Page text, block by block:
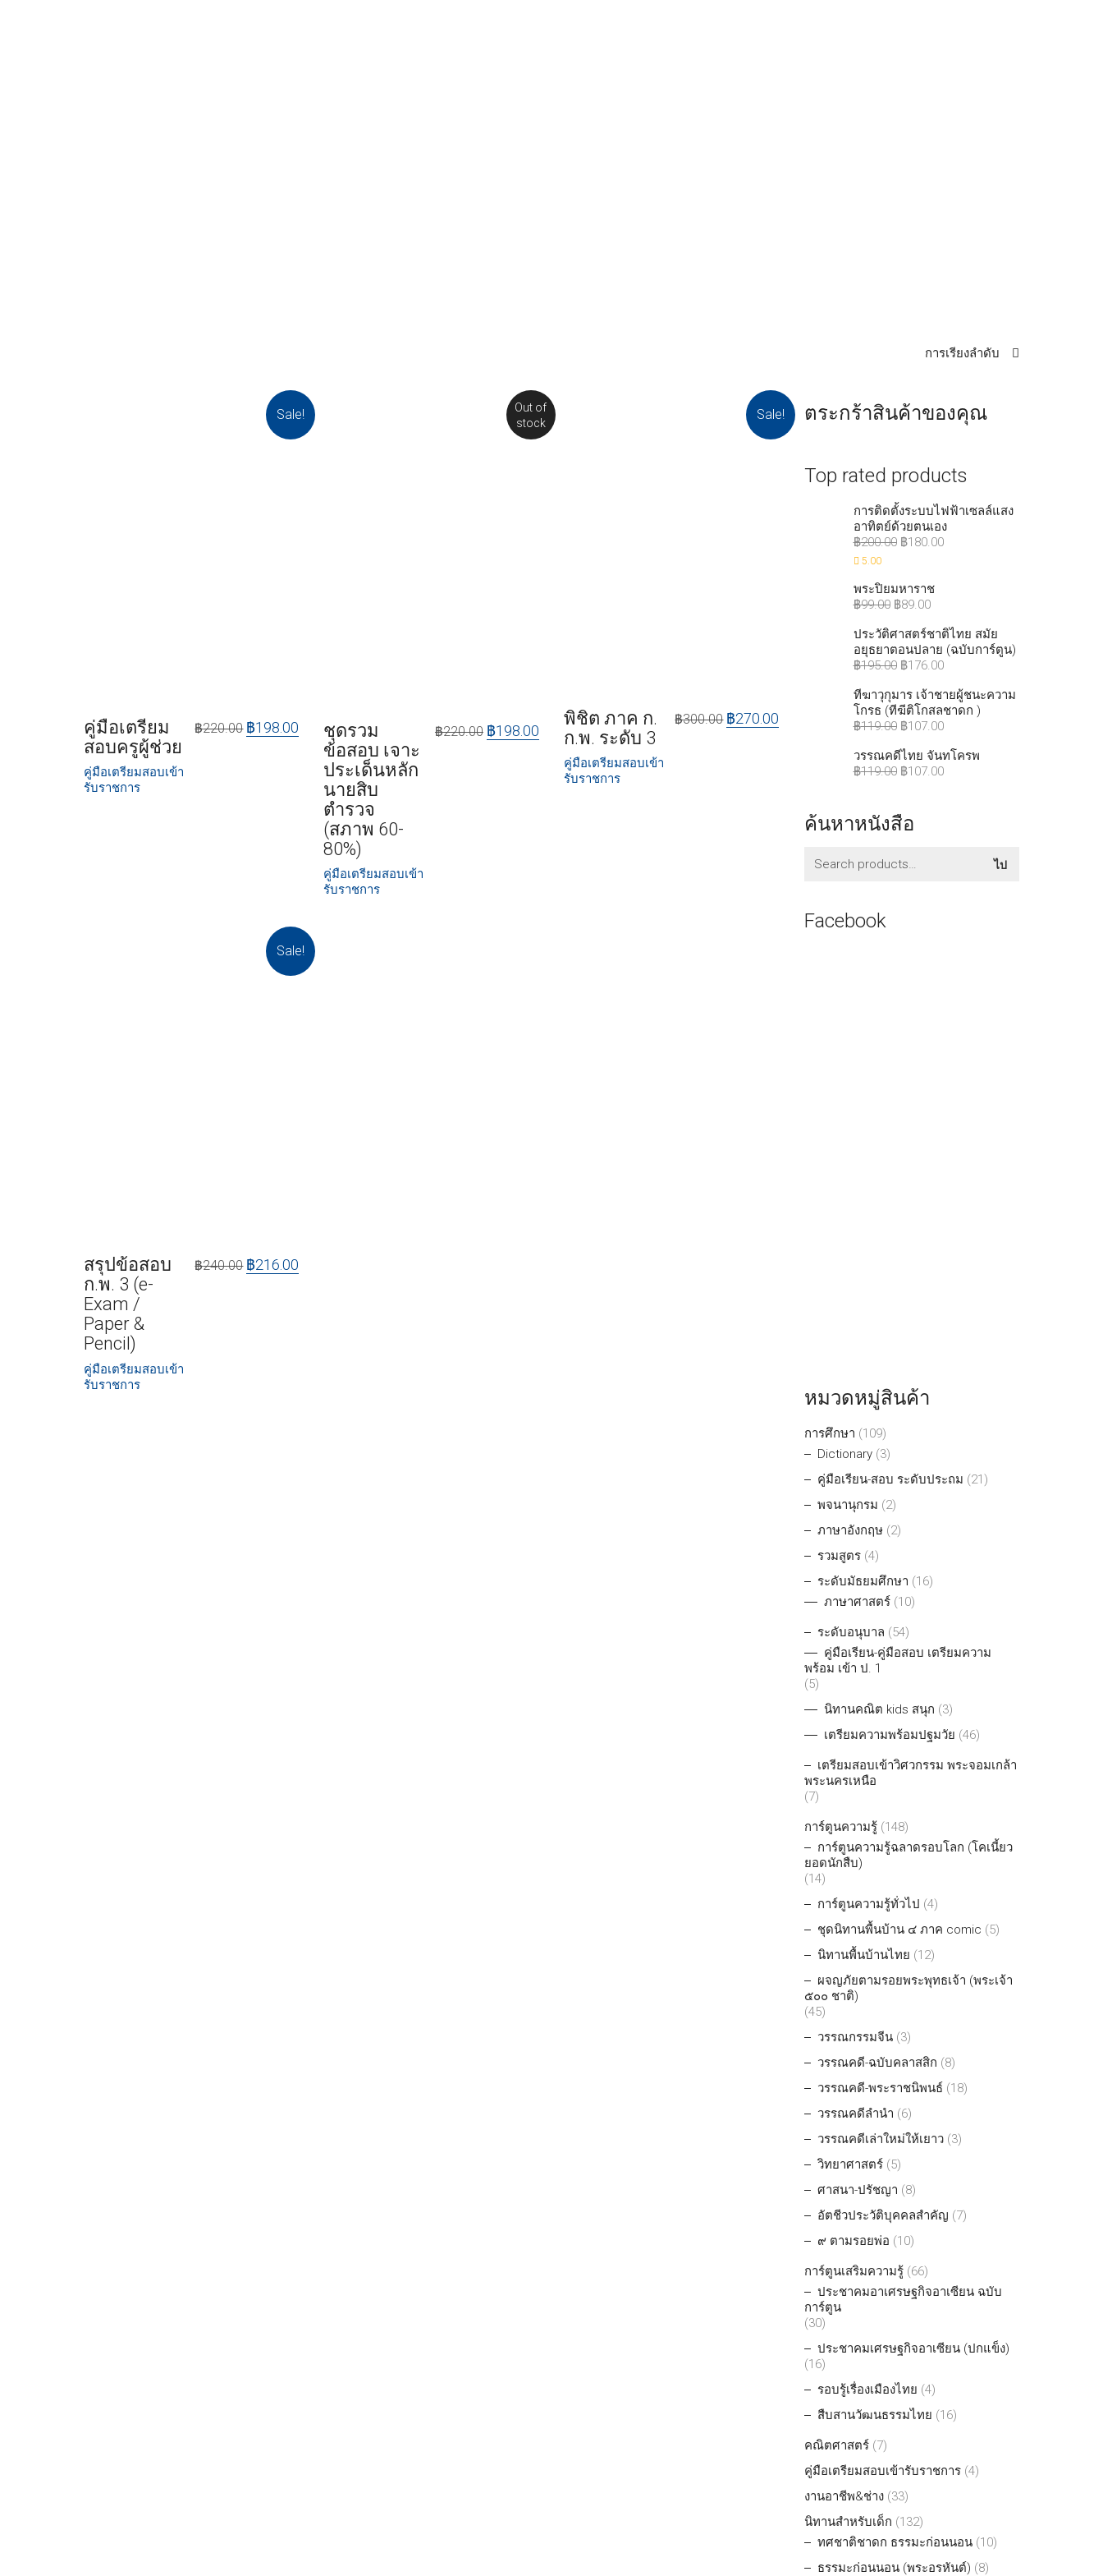
การเรียงลำดับ
Sale!
คู่มือเตรียม
สอบครูผู้ช่วย
คู่มือเตรียมสอบเข้า
รับราชการ
฿220.00 ฿198.00
Out of
stock
ชุดรวม
ข้อสอบ เจาะ
ประเด็นหลัก
นายสิบ
ตำรวจ
(สภาพ 60-
80%)
คู่มือเตรียมสอบเข้า
รับราชการ
฿220.00 ฿198.00
Sale!
พิชิต ภาค ก.
ก.พ. ระดับ 3
คู่มือเตรียมสอบเข้า
รับราชการ
฿300.00 ฿270.00
Sale!
สรุปข้อสอบ
ก.พ. 3 (e-
Exam /
Paper &
Pencil)
คู่มือเตรียมสอบเข้า
รับราชการ
฿240.00 ฿216.00
ตระกร้าสินค้าของคุณ
Top rated products
การติดตั้งระบบไฟฟ้าเซลล์แสง
อาทิตย์ด้วยตนเอง
฿200.00 ฿180.00
5.00
พระปิยมหาราช
฿99.00 ฿89.00
ประวัติศาสตร์ชาติไทย สมัย
อยุธยาตอนปลาย (ฉบับการ์ตูน)
฿195.00 ฿176.00
ทีฆาวุกุมาร เจ้าชายผู้ชนะความ
โกรธ (ทีฆีติโกสลชาดก )
฿119.00 ฿107.00
วรรณคดีไทย จันทโครพ
฿119.00 ฿107.00
ค้นหาหนังสือ
ไป
Facebook
หมวดหมู่สินค้า
การศึกษา (109)
Dictionary (3)
คู่มือเรียน-สอบ ระดับประถม (21)
พจนานุกรม (2)
ภาษาอังกฤษ (2)
รวมสูตร (4)
ระดับมัธยมศึกษา (16)
ภาษาศาสตร์ (10)
ระดับอนุบาล (54)
คู่มือเรียน-คู่มือสอบ เตรียมความ
พร้อม เข้า ป. 1
(5)
นิทานคณิต kids สนุก (3)
เตรียมความพร้อมปฐมวัย (46)
เตรียมสอบเข้าวิศวกรรม พระจอมเกล้า
พระนครเหนือ
(7)
การ์ตูนความรู้ (148)
การ์ตูนความรู้ฉลาดรอบโลก (โคเนี้ยว
ยอดนักสืบ)
(14)
การ์ตูนความรู้ทั่วไป (4)
ชุดนิทานพื้นบ้าน ๔ ภาค comic (5)
นิทานพื้นบ้านไทย (12)
ผจญภัยตามรอยพระพุทธเจ้า (พระเจ้า
๕๐๐ ชาติ)
(45)
วรรณกรรมจีน (3)
วรรณคดี-ฉบับคลาสสิก (8)
วรรณคดี-พระราชนิพนธ์ (18)
วรรณคดีลำนำ (6)
วรรณคดีเล่าใหม่ให้เยาว (3)
วิทยาศาสตร์ (5)
ศาสนา-ปรัชญา (8)
อัตชีวประวัติบุคคลสำคัญ (7)
๙ ตามรอยพ่อ (10)
การ์ตูนเสริมความรู้ (66)
ประชาคมอาเศรษฐกิจอาเซียน ฉบับ
การ์ตูน
(30)
ประชาคมเศรษฐกิจอาเซียน (ปกแข็ง)
(16)
รอบรู้เรื่องเมืองไทย (4)
สืบสานวัฒนธรรมไทย (16)
คณิตศาสตร์ (7)
คู่มือเตรียมสอบเข้ารับราชการ (4)
งานอาชีพ&ช่าง (33)
นิทานสำหรับเด็ก (132)
ทศชาติชาดก ธรรมะก่อนนอน (10)
ธรรมะก่อนนอน (พระอรหันต์) (8)